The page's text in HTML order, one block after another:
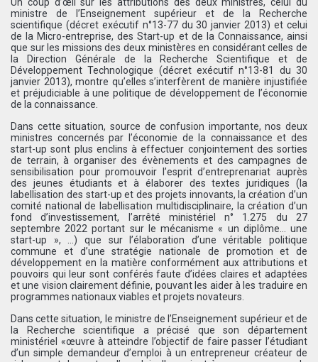
ministre de l’Enseignement supérieur et de la Recherche
scientifique (décret exécutif n°13-77 du 30 janvier 2013) et celui
de la Micro-entreprise, des Start-up et de la Connaissance, ainsi
que sur les missions des deux ministères en considérant celles de
la Direction Générale de la Recherche Scientifique et de
Développement Technologique (décret exécutif n°13-81 du 30
janvier 2013), montre qu’elles s’interfèrent de manière injustifiée
et préjudiciable à une politique de développement de l’économie
de la connaissance.
Dans cette situation, source de confusion importante, nos deux
ministres concernés par l’économie de la connaissance et des
start-up sont plus enclins à effectuer conjointement des sorties
de terrain, à organiser des évènements et des campagnes de
sensibilisation pour promouvoir l’esprit d’entreprenariat auprès
des jeunes étudiants et à élaborer des textes juridiques (la
labellisation des start-up et des projets innovants, la création d’un
comité national de labellisation multidisciplinaire, la création d’un
fond d’investissement, l’arrêté ministériel n° 1.275 du 27
septembre 2022 portant sur le mécanisme « un diplôme… une
start-up », …) que sur l’élaboration d’une véritable politique
commune et d’une stratégie nationale de promotion et de
développement en la matière conformément aux attributions et
pouvoirs qui leur sont conférés faute d’idées claires et adaptées
et une vision clairement définie, pouvant les aider à les traduire en
programmes nationaux viables et projets novateurs.
Dans cette situation, le ministre de l’Enseignement supérieur et de
la Recherche scientifique a précisé que son département
ministériel «œuvre à atteindre l’objectif de faire passer l’étudiant
d’un simple demandeur d’emploi à un entrepreneur créateur de